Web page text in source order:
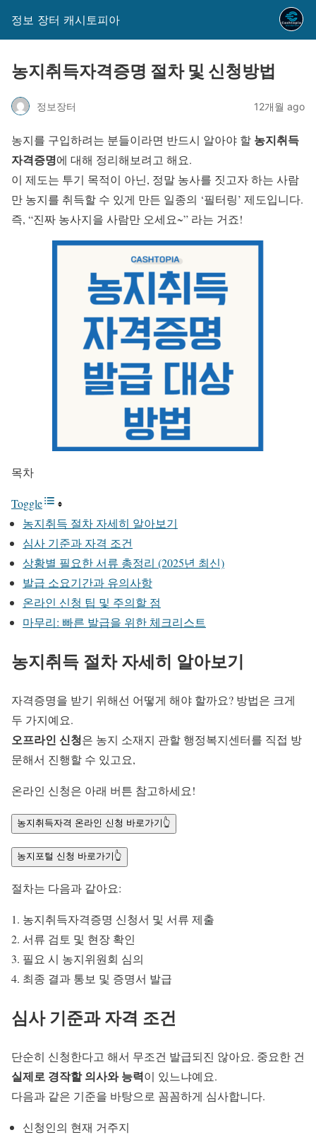
정보 장터 캐시토피아
농지취득자격증명 절차 및 신청방법
정보장터 12개월 ago
농지를 구입하려는 분들이라면 반드시 알아야 할 농지취득
자격증명에 대해 정리해보려고 해요.
이 제도는 투기 목적이 아닌, 정말 농사를 짓고자 하는 사람
만 농지를 취득할 수 있게 만든 일종의 ‘필터링’ 제도입니다.
즉, “진짜 농사지을 사람만 오세요~” 라는 거죠!
목차
Toggle
농지취득 절차 자세히 알아보기
심사 기준과 자격 조건
상황별 필요한 서류 총정리 (2025년 최신)
발급 소요기간과 유의사항
온라인 신청 팁 및 주의할 점
마무리: 빠른 발급을 위한 체크리스트
농지취득 절차 자세히 알아보기
자격증명을 받기 위해선 어떻게 해야 할까요? 방법은 크게
두 가지예요.
오프라인 신청은 농지 소재지 관할 행정복지센터를 직접 방
문해서 진행할 수 있고요,
온라인 신청은 아래 버튼 참고하세요!
농지취득자격 온라인 신청 바로가기👆
농지포털 신청 바로가기👆
절차는 다음과 같아요:
농지취득자격증명 신청서 및 서류 제출
서류 검토 및 현장 확인
필요 시 농지위원회 심의
최종 결과 통보 및 증명서 발급
심사 기준과 자격 조건
단순히 신청한다고 해서 무조건 발급되진 않아요. 중요한 건
실제로 경작할 의사와 능력이 있느냐예요.
다음과 같은 기준을 바탕으로 꼼꼼하게 심사합니다.
신청인의 현재 거주지